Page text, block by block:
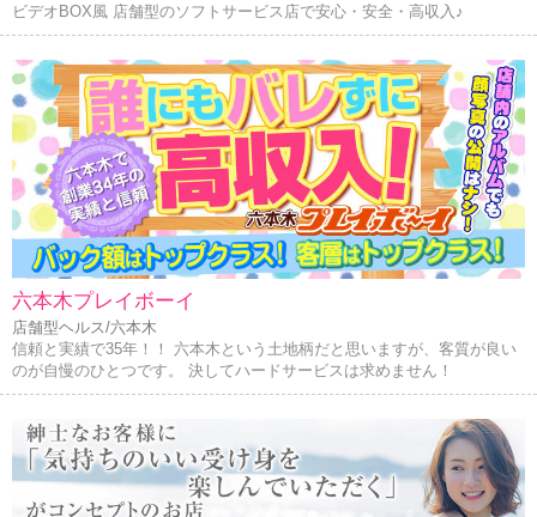
ビデオBOX風 店舗型のソフトサービス店で安心・安全・高収入♪
六本木プレイボーイ
店舗型ヘルス/六本木
信頼と実績で35年！！ 六本木という土地柄だと思いますが、客質が良い
のが自慢のひとつです。 決してハードサービスは求めません！